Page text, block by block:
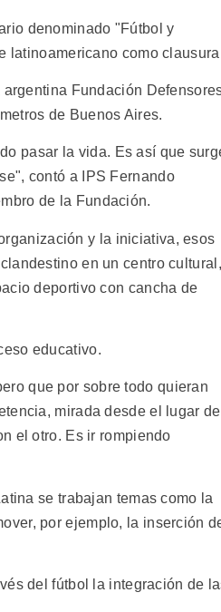
denominado "Fútbol y
latinoamericano como
Fundación
de Buenos Aires.
pasar la vida. Es así que
contó a IPS Fernando
de la Fundación.
y la iniciativa, esos
en un centro cultural,
deportivo con cancha de
educativo.
que por sobre todo quieran
mirada desde el lugar de
el otro. Es ir rompiendo
se trabajan temas como la
por ejemplo, la inserción
del fútbol la integración de